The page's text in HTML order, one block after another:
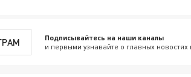
Подписывайтесь на наши каналы
и первыми узнавайте о главных